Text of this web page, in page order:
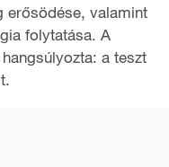
erősödése, valamint
folytatása. A
a teszt